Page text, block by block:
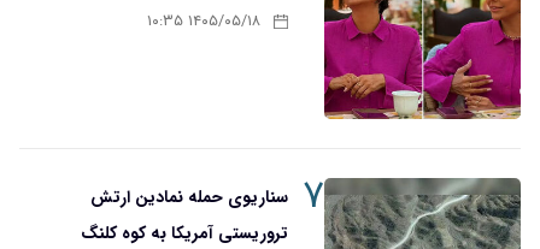
۱۴۰۵/۰۵/۱۸ ۱۰:۳۵
۷ سناریوی حمله نمادین ارتش
تروریستی آمریکا به کوه کلنگ